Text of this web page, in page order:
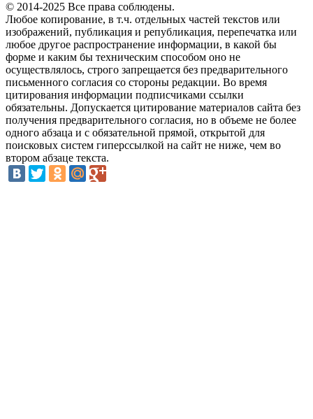
© 2014-2025 Все права соблюдены.
Любое копирование, в т.ч. отдельных частей текстов или
изображений, публикация и републикация, перепечатка или
любое другое распространение информации, в какой бы
форме и каким бы техническим способом оно не
осуществлялось, строго запрещается без предварительного
письменного согласия со стороны редакции. Во время
цитирования информации подписчиками ссылки
обязательны. Допускается цитирование материалов сайта без
получения предварительного согласия, но в объеме не более
одного абзаца и с обязательной прямой, открытой для
поисковых систем гиперссылкой на сайт не ниже, чем во
втором абзаце текста.